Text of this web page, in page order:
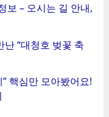
보 – 오시는 길 안내,
“대청호 벚꽃 축
핵심만 모아봤어요!